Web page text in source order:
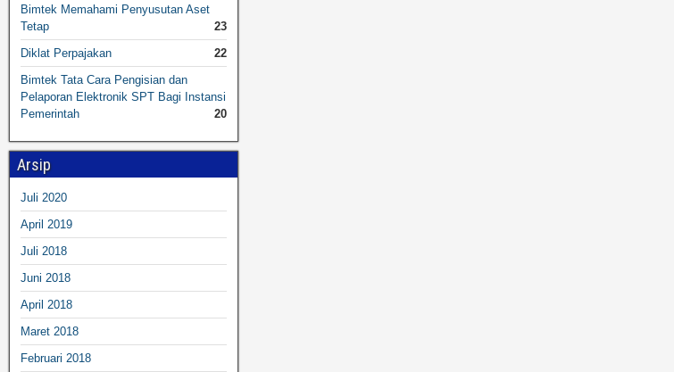
Bimtek Memahami Penyusutan Aset
Tetap
23
Diklat Perpajakan
22
Bimtek Tata Cara Pengisian dan
Pelaporan Elektronik SPT Bagi Instansi
Pemerintah
20
Arsip
Juli 2020
April 2019
Juli 2018
Juni 2018
April 2018
Maret 2018
Februari 2018